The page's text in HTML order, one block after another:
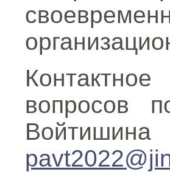
вопросов
Войтишина